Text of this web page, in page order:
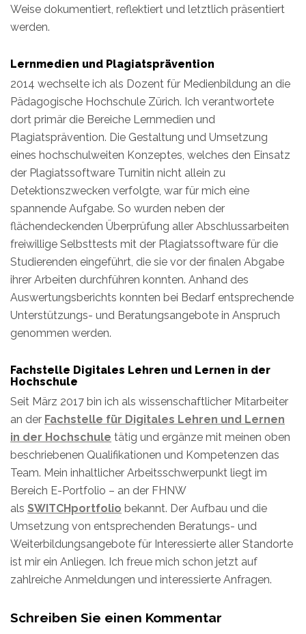
Weise dokumentiert, reflektiert und letztlich präsentiert
werden.
Lernmedien und Plagiatsprävention
2014 wechselte ich als Dozent für Medienbildung an die
Pädagogische Hochschule Zürich. Ich verantwortete
dort primär die Bereiche Lernmedien und
Plagiatsprävention. Die Gestaltung und Umsetzung
eines hochschulweiten Konzeptes, welches den Einsatz
der Plagiatssoftware Turnitin nicht allein zu
Detektionszwecken verfolgte, war für mich eine
spannende Aufgabe. So wurden neben der
flächendeckenden Überprüfung aller Abschlussarbeiten
freiwillige Selbsttests mit der Plagiatssoftware für die
Studierenden eingeführt, die sie vor der finalen Abgabe
ihrer Arbeiten durchführen konnten. Anhand des
Auswertungsberichts konnten bei Bedarf entsprechende
Unterstützungs- und Beratungsangebote in Anspruch
genommen werden.
Fachstelle Digitales Lehren und Lernen in der
Hochschule
Seit März 2017 bin ich als wissenschaftlicher Mitarbeiter
an der Fachstelle für Digitales Lehren und Lernen
in der Hochschule tätig und ergänze mit meinen oben
beschriebenen Qualifikationen und Kompetenzen das
Team. Mein inhaltlicher Arbeitsschwerpunkt liegt im
Bereich E-Portfolio – an der FHNW
als SWITCHportfolio bekannt. Der Aufbau und die
Umsetzung von entsprechenden Beratungs- und
Weiterbildungsangebote für Interessierte aller Standorte
ist mir ein Anliegen. Ich freue mich schon jetzt auf
zahlreiche Anmeldungen und interessierte Anfragen.
Schreiben Sie einen Kommentar